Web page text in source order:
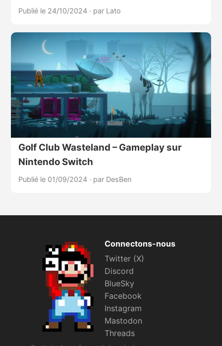
Publié le 24/10/2024 · par Lato
Golf Club Wasteland – Gameplay sur
Nintendo Switch
Publié le 01/09/2024 · par DesBen
Connectons-nous
Twitter (X)
Discord
BlueSky
Facebook
Instagram
Mastodon
Threads